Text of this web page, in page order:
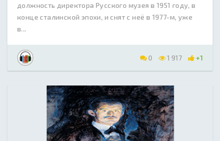
должность директора Русского музея в 1951 году, в
конце сталинской эпохи, и снят с неё в 1977-м, уже
в...
0 1 917 +1